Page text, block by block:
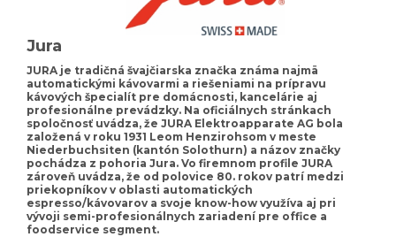
Jura
JURA je tradičná švajčiarska značka známa najmä
automatickými kávovarmi a riešeniami na prípravu
kávových špecialít pre domácnosti, kancelárie aj
profesionálne prevádzky. Na oficiálnych stránkach
spoločnosť uvádza, že JURA Elektroapparate AG bola
založená v roku 1931 Leom Henzirohsom v meste
Niederbuchsiten (kantón Solothurn) a názov značky
pochádza z pohoria Jura. Vo firemnom profile JURA
zároveň uvádza, že od polovice 80. rokov patrí medzi
priekopníkov v oblasti automatických
espresso/kávovarov a svoje know-how využíva aj pri
vývoji semi-profesionálnych zariadení pre office a
foodservice segment.